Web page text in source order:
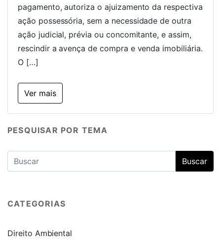
pagamento, autoriza o ajuizamento da respectiva
ação possessória, sem a necessidade de outra
ação judicial, prévia ou concomitante, e assim,
rescindir a avença de compra e venda imobiliária.
O […]
Ver mais
PESQUISAR POR TEMA
CATEGORIAS
Direito Ambiental